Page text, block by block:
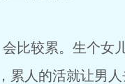
较累。生个女
人的活就让男人